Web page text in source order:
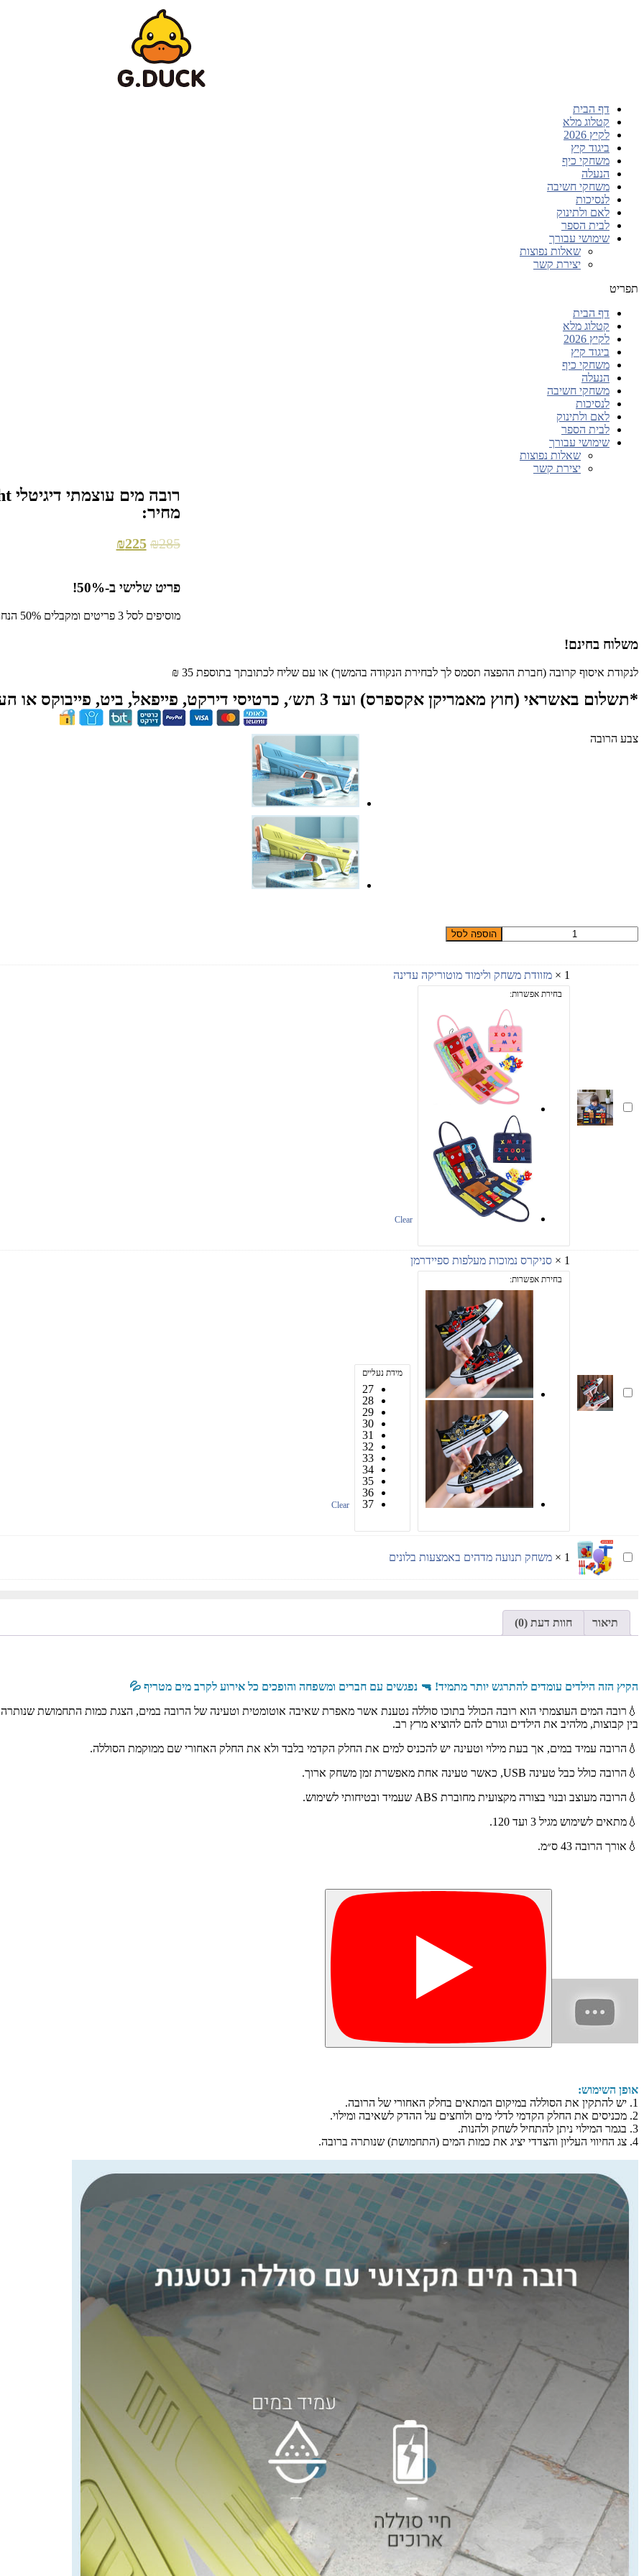
דף הבית
קטלוג מלא
לקיץ 2026
ביגוד קיץ
משחקי כיף
הנעלה
משחקי חשיבה
לנסיכות
לאם ולתינוק
לבית הספר
שימושי עבורך
שאלות נפוצות
יצירת קשר
תפריט
דף הבית
קטלוג מלא
לקיץ 2026
ביגוד קיץ
משחקי כיף
הנעלה
משחקי חשיבה
לנסיכות
לאם ולתינוק
לבית הספר
שימושי עבורך
שאלות נפוצות
יצירת קשר
רובה מים עוצמתי דיגיטלי Water Fight
מחיר:
₪285
₪225
פריט שלישי ב-50%!
מוסיפים לסל 3 פריטים ומקבלים 50% הנחה על הזול מביניהם!
משלוח בחינם!
לנקודת איסוף קרובה (חברת ההפצה תסמס לך לבחירת הנקודה בהמשך) או עם שליח לכתובתך בתוספת 35 ₪
*תשלום באשראי (חוץ מאמריקן אקספרס) ועד 3 תש׳, כרטיסי דירקט, פייפאל, ביט, פייבוקס או העברה בנקאית.
צבע הרובה
של
הוספה לסל
מזוודת
משחק
1
× מזוודת משחק ולימוד מוטוריקה עדינה
בחירת אפשרות:
Clear
סניקרס
נמוכות
1
× סניקרס נמוכות מעלפות ספיידרמן
בחירת אפשרות:
מידת נעליים
27
28
29
30
31
32
33
34
35
36
37
Clear
משחק
תנועה
מדהים
בלונים
1
× משחק תנועה מדהים באמצעות בלונים
תיאור חוות דעת (0)
הקיץ הזה הילדים עומדים להתרגש יותר מתמיד! 🔫 נפגשים עם חברים ומשפחה והופכים כל אירוע לקרב מים מטריף 💦
בין קבוצות, מלהיב את הילדים וגורם להם להוציא מרץ רב.
💧הרובה עמיד במים, אך בעת מילוי וטעינה יש להכניס למים את החלק הקדמי בלבד ולא את החלק האחורי שם ממוקמת הסוללה.
💧הרובה כולל כבל טעינה USB, כאשר טעינה אחת מאפשרת זמן משחק ארוך.
💧הרובה מעוצב ובנוי בצורה מקצועית מחוברת ABS שעמיד ובטיחותי לשימוש.
💧מתאים לשימוש מגיל 3 ועד 120.
💧אורך הרובה 43 ס״מ.
אופן השימוש:
1. יש להתקין את הסוללה במיקום המתאים בחלק האחורי של הרובה.
2. מכניסים את החלק הקדמי לדלי מים ולוחצים על ההדק לשאיבה ומילוי.
3. בגמר המילוי ניתן להתחיל לשחק ולהנות.
4. צג החיווי העליון והצדדי יציג את כמות המים (התחמושת) שנותרה ברובה.